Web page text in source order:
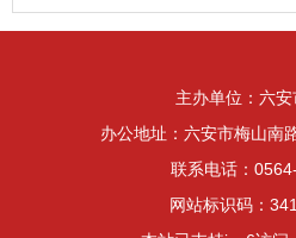
主办单位：六
办公地址：六安市梅山南
联系电话：
网站标识码：